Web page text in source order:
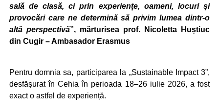
stil de viață sustenabil în rândul elevilor.
„Activitățile desfășurate au avut un puternic caracter
practic și colaborativ, oferind participanților oportunitatea
sală de clasă, ci prin experiențe, oameni, locuri și
provocări care ne determină să privim lumea dintr-o
altă perspectivă”, mărturisea prof. Nicoletta Huștiuc
din Cugir – Ambasador Erasmus
Pentru domnia sa, participarea la „Sustainable Impact 3”,
desfășurat în Cehia în perioada 18–26 iulie 2026, a fost
exact o astfel de experiență.